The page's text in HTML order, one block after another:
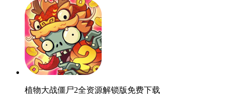
植物大战僵尸2全资源解锁版免费下载